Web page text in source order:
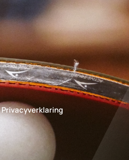
Privacyverklaring